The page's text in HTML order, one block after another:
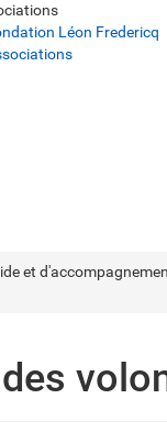
Léon Fredericq
et
des